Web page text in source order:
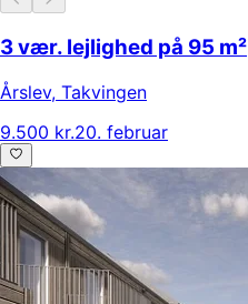
3 vær. lejlighed på 95 m²
Årslev, Takvingen
9.500 kr.20. februar